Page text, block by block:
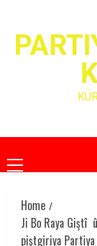
content
Primary
Menu
Home
Ji Bo Raya Giştî
piştgiriya Partiya